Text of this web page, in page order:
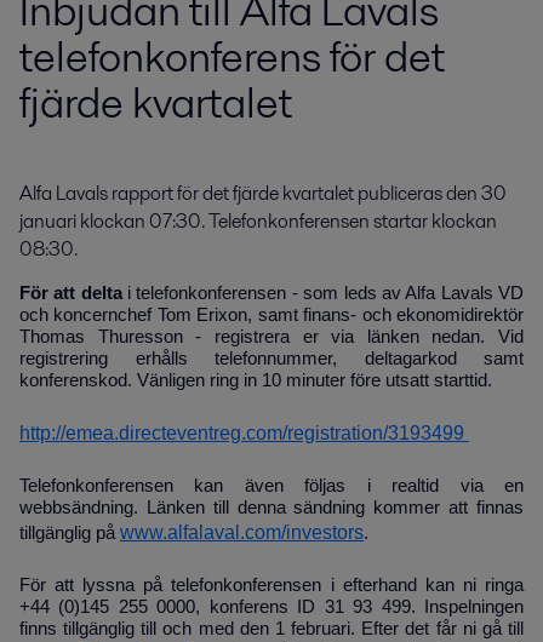
telefonkonferens för det
fjärde kvartalet
Alfa Lavals rapport för det fjärde kvartalet publiceras den 30
januari klockan 07:30. Telefonkonferensen startar klockan
08:30.
För att deltai telefonkonferensen - som leds av Alfa Lavals VD
och koncernchef Tom Erixon, samt finans- och ekonomidirektör
Thomas Thuresson - registrera er via länken nedan. Vid
registrering erhålls telefonnummer, deltagarkod samt
konferenskod. Vänligen ring in 10 minuter före utsatt starttid.
http://emea.directeventreg.com/registration/3193499
Telefonkonferensen kan även följas i realtid via en
webbsändning. Länken till denna sändning kommer att finnas
tillgänglig på www.alfalaval.com/investors.
För att lyssna på telefonkonferensen i efterhand kan ni ringa
+44 (0)145 255 0000, konferens ID 31 93 499. Inspelningen
finns tillgänglig till och med den 1 februari. Efter det får ni gå till